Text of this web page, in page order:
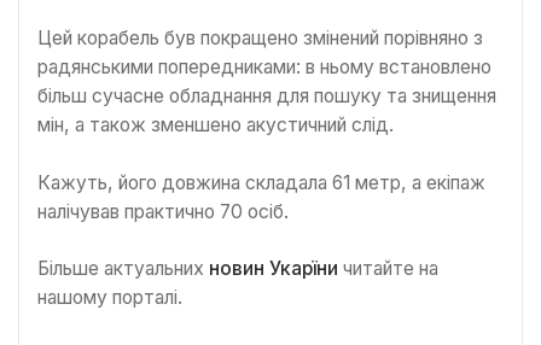
Цей корабель був покращено змінений порівняно з
радянськими попередниками: в ньому встановлено
більш сучасне обладнання для пошуку та знищення
мін, а також зменшено акустичний слід.
Кажуть, його довжина складала 61 метр, а екіпаж
налічував практично 70 осіб.
Більше актуальних новин Укарїни читайте на
нашому порталі.